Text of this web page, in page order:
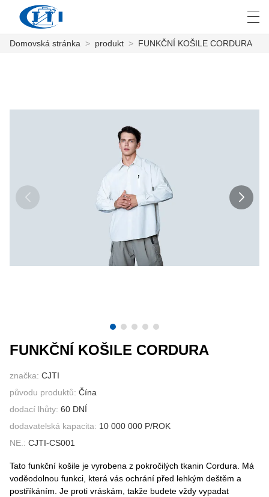
O NÁS
العربية česky Deutsch English
Domovská stránka > produkt > FUNKČNÍ KOŠILE CORDURA
FUNKČNÍ KOŠILE CORDURA
značka: CJTI
původu produktů: Čína
dodací lhůty: 60 DNÍ
dodavatelská kapacita: 10 000 000 P/ROK
NE.: CJTI-CS001
Tato funkční košile je vyrobena z pokročilých tkanin Cordura. Má
voděodolnou funkci, která vás ochrání před lehkým deštěm a
postříkáním. Je proti vráskám, takže budete vždy vypadat